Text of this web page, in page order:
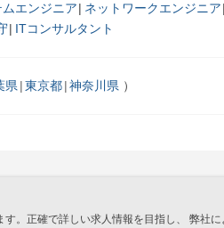
ムエンジニア ネットワークエンジニア
ITコンサルタント
県 東京都 神奈川県
。正確で詳しい求人情報を目指し、 弊社